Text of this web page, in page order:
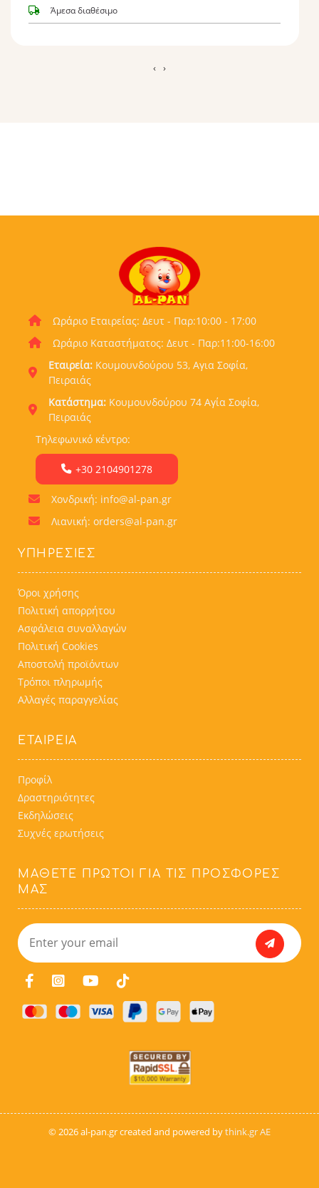
Άμεσα διαθέσιμο
‹ ›
Ωράριο Εταιρείας: Δευτ - Παρ:10:00 - 17:00
Ωράριο Καταστήματος: Δευτ - Παρ:11:00-16:00
Εταιρεία: Κουμουνδούρου 53, Αγια Σοφία,
Πειραιάς
Κατάστημα: Κουμουνδούρου 74 Αγία Σοφία,
Πειραιάς
Τηλεφωνικό κέντρο:
+30 2104901278
Χονδρική: info@al-pan.gr
Λιανική: orders@al-pan.gr
ΥΠΗΡΕΣΊΕΣ
Όροι χρήσης
Πολιτική απορρήτου
Ασφάλεια συναλλαγών
Πολιτική Cookies
Αποστολή προϊόντων
Τρόποι πληρωμής
Αλλαγές παραγγελίας
ΕΤΑΙΡΕΙΑ
Προφίλ
Δραστηριότητες
Εκδηλώσεις
Συχνές ερωτήσεις
ΜΆΘΕΤΕ ΠΡΏΤΟΙ ΓΙΑ ΤΙΣ ΠΡΟΣΦΟΡΈΣ
ΜΑΣ
© 2026 al-pan.gr created and powered bythink.gr AE